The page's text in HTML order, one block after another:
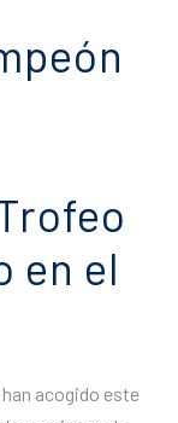
en el
han acogido este